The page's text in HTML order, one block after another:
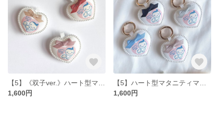
1,600円
1,600円